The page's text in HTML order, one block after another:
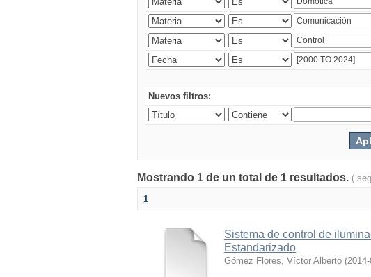
Nuevos filtros:
Mostrando 1 de un total de 1 resultados. (
1
Sistema de control de
Estandarizado
Gómez Flores, Víctor Alberto (